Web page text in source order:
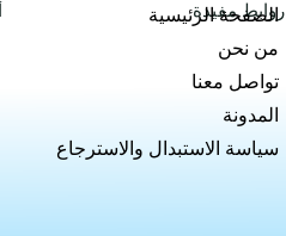
روابط مفيدة
الصفحة الرئيسية
من نحن
تواصل معنا
المدونة
سياسة الاستبدال والاسترجاع